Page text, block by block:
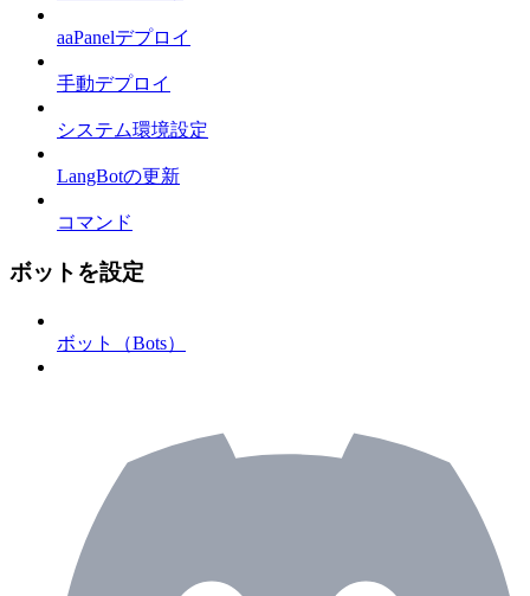
aaPanelデプロイ
手動デプロイ
システム環境設定
LangBotの更新
コマンド
ボットを設定
ボット（Bots）